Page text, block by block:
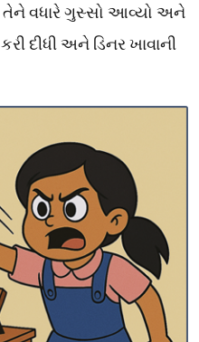
તેને વધારે ગુસ્સો આવ્યો અને
કરી દીધી અને ડિનર ખાવાની